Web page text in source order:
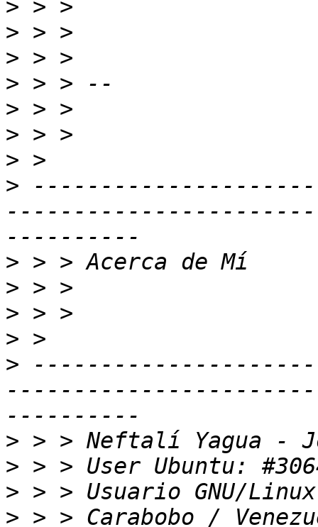
>
>
>
>
>
>
>
>
>
>
>
>
>
>
>
>
>